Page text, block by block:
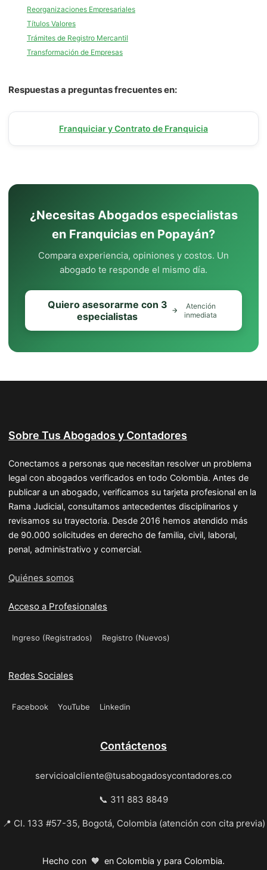
Reorganizaciones Empresariales
Títulos Valores
Trámites de Registro Mercantil
Transformación de Empresas
Respuestas a preguntas frecuentes en:
Franquiciar y Contrato de Franquicia
¿Necesitas Abogados especialistas
en Franquicias en Popayán?
Compara experiencia, opiniones y costos. Un
abogado te responde el mismo día.
Quiero asesorarme con 3
especialistas
Atención
inmediata
Sobre Tus Abogados y Contadores
Conectamos a personas que necesitan resolver un problema
legal con abogados verificados en todo Colombia. Antes de
publicar a un abogado, verificamos su tarjeta profesional en la
Rama Judicial, consultamos antecedentes disciplinarios y
revisamos su trayectoria. Desde 2016 hemos atendido más
de 90.000 solicitudes en derecho de familia, civil, laboral,
penal, administrativo y comercial.
Quiénes somos
Acceso a Profesionales
Ingreso (Registrados) Registro (Nuevos)
Redes Sociales
Facebook YouTube Linkedin
Contáctenos
servicioalcliente@tusabogadosycontadores.co
📞 311 883 8849
📍 Cl. 133 #57-35, Bogotá, Colombia (atención con cita previa)
Hecho con 🧡 en Colombia y para Colombia.